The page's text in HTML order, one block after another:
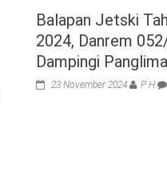
Balapan Jetski
2024, Danrem
Dampingi
23 November 2024 P H